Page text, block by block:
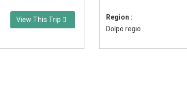
View This Trip
Region :
Dolpo regio